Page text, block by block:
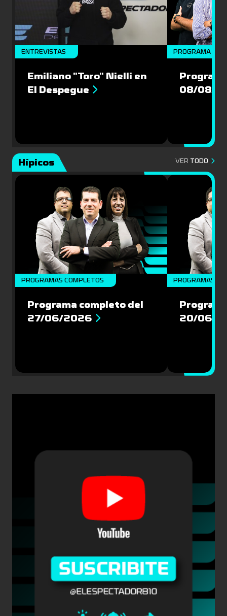
ENTREVISTAS
Emiliano "Toro" Nielli en
El Despegue
PROGRAMA
08/08/
Hípicos VER TODO
PROGRAMAS COMPLETOS
Programa completo del
27/06/2026
PROGRAMAS
20/06/